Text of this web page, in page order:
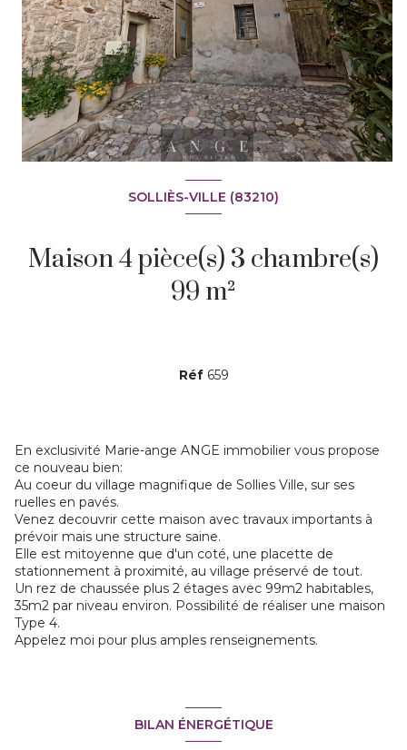
SOLLIÈS-VILLE (83210)
Maison 4 pièce(s) 3 chambre(s)
99 m²
Réf 659
En exclusivité Marie-ange ANGE immobilier vous propose
ce nouveau bien:
Au coeur du village magnifique de Sollies Ville, sur ses
ruelles en pavés.
Venez decouvrir cette maison avec travaux importants à
prévoir mais une structure saine.
Elle est mitoyenne que d'un coté, une placette de
stationnement à proximité, au village préservé de tout.
Un rez de chaussée plus 2 étages avec 99m2 habitables,
35m2 par niveau environ. Possibilité de réaliser une maison
Type 4.
Appelez moi pour plus amples renseignements.
BILAN ÉNERGÉTIQUE